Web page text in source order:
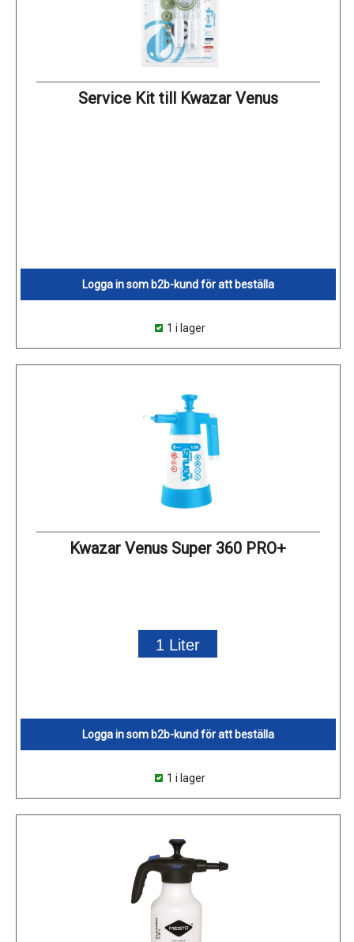
Service Kit till Kwazar Venus
Logga in som b2b-kund för att beställa
1 i lager
Kwazar Venus Super 360 PRO+
1 Liter
Logga in som b2b-kund för att beställa
1 i lager